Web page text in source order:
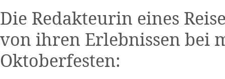
Die Redakteurin eines
von ihren Erlebnissen bei
Oktoberfesten: